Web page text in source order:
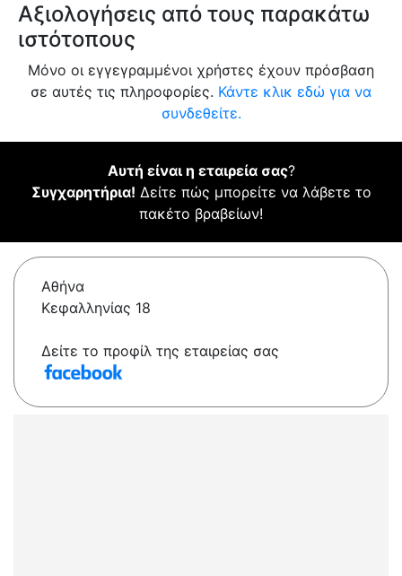
Αξιολογήσεις από τους παρακάτω
ιστότοπους
Μόνο οι εγγεγραμμένοι χρήστες έχουν πρόσβαση
σε αυτές τις πληροφορίες. Κάντε κλικ εδώ για να
συνδεθείτε.
Αυτή είναι η εταιρεία σας?
Συγχαρητήρια! Δείτε πώς μπορείτε να λάβετε το
πακέτο βραβείων!
Αθήνα
Κεφαλληνίας 18
Δείτε το προφίλ της εταιρείας σας